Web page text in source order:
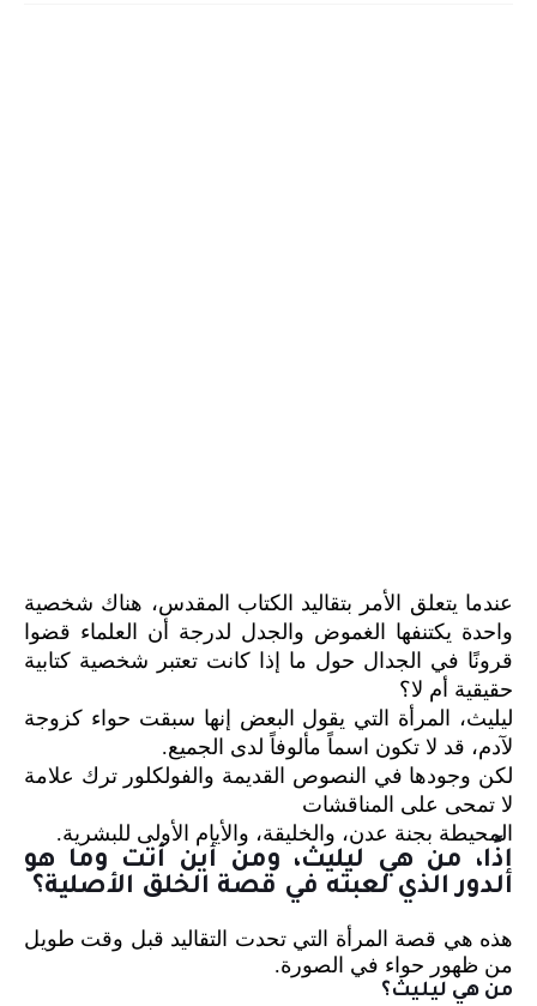
عندما يتعلق الأمر بتقاليد الكتاب المقدس، هناك شخصية
واحدة يكتنفها الغموض والجدل لدرجة أن العلماء قضوا
قرونًا في الجدال حول ما إذا كانت تعتبر شخصية كتابية
حقيقية أم لا؟
ليليث، المرأة التي يقول البعض إنها سبقت حواء كزوجة
لآدم، قد لا تكون اسماً مألوفاً لدى الجميع.
لكن وجودها في النصوص القديمة والفولكلور ترك علامة
لا تمحى على المناقشات
المحيطة بجنة عدن، والخليقة، والأيام الأولى للبشرية.
إذًا، من هي ليليث، ومن أين أتت وما هو
الدور الذي لعبته في قصة الخلق الأصلية؟
هذه هي قصة المرأة التي تحدت التقاليد قبل وقت طويل
من ظهور حواء في الصورة.
من هي ليليث؟